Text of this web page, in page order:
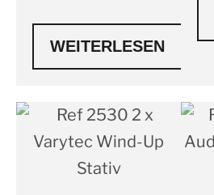
WEITERLESEN